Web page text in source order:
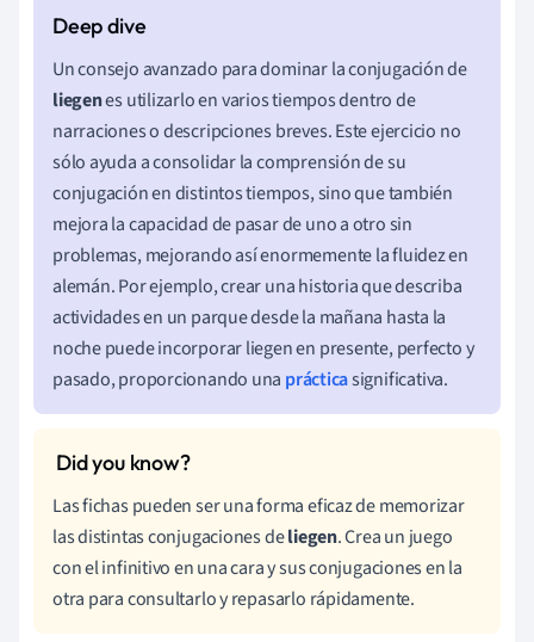
Un consejo avanzado para dominar la conjugación de
liegenes utilizarlo en varios tiempos dentro de
narraciones o descripciones breves. Este ejercicio no
sólo ayuda a consolidar la comprensión de su
conjugación en distintos tiempos, sino que también
mejora la capacidad de pasar de uno a otro sin
problemas, mejorando así enormemente la fluidez en
alemán. Por ejemplo, crear una historia que describa
actividades en un parque desde la mañana hasta la
noche puede incorporar liegen en presente, perfecto y
pasado, proporcionando una prácticasignificativa.
Las fichas pueden ser una forma eficaz de memorizar
las distintas conjugaciones deliegen. Crea un juego
con el infinitivo en una cara y sus conjugaciones en la
otra para consultarlo y repasarlo rápidamente.